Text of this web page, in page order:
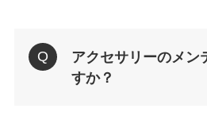
アクセサリーのメン
すか？